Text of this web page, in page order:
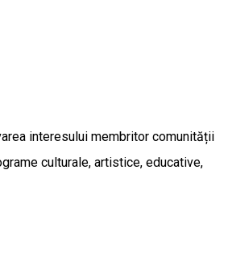
interesului membritor comunității
culturale, artistice, educative,